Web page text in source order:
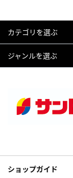
カテゴリを選ぶ
ジャンルを選ぶ
ショップガイド